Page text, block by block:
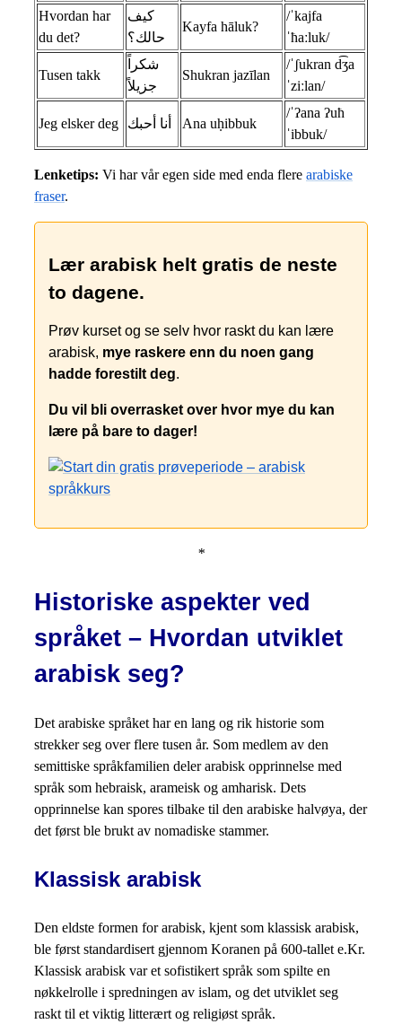
Hvordan har
du det?
كيف
حالك؟
Kayfa hāluk?
/ˈkajfa
ˈħaːluk/
Tusen takk
شكراً
جزيلاً
Shukran jazīlan
/ˈʃukran d͡ʒa
ˈziːlan/
Jeg elsker deg أنا أحبك Ana uḥibbuk
/ˈʔana ʔuħ
ˈibbuk/
Lenketips: Vi har vår egen side med enda flere arabiske
fraser.
Lær arabisk helt gratis de neste
to dagene.
Prøv kurset og se selv hvor raskt du kan lære
arabisk, mye raskere enn du noen gang
hadde forestilt deg.
Du vil bli overrasket over hvor mye du kan
lære på bare to dager!
*
Historiske aspekter ved
språket – Hvordan utviklet
arabisk seg?
Det arabiske språket har en lang og rik historie som
strekker seg over flere tusen år. Som medlem av den
semittiske språkfamilien deler arabisk opprinnelse med
språk som hebraisk, arameisk og amharisk. Dets
opprinnelse kan spores tilbake til den arabiske halvøya, der
det først ble brukt av nomadiske stammer.
Klassisk arabisk
Den eldste formen for arabisk, kjent som klassisk arabisk,
ble først standardisert gjennom Koranen på 600-tallet e.Kr.
Klassisk arabisk var et sofistikert språk som spilte en
nøkkelrolle i spredningen av islam, og det utviklet seg
raskt til et viktig litterært og religiøst språk.